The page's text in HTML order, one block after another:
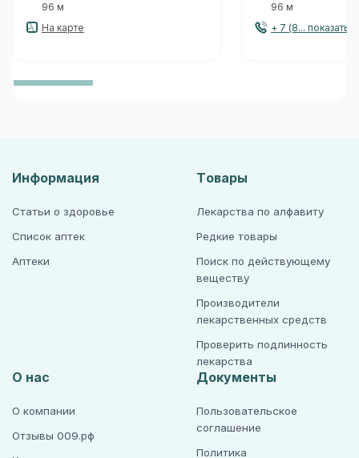
96 м
На карте
96 м
+ 7 (8... показать
Информация
Статьи о здоровье
Список аптек
Аптеки
Товары
Лекарства по алфавиту
Редкие товары
Поиск по действующему
веществу
Производители
лекарственных средств
Проверить подлинность
лекарства
О нас
О компании
Отзывы 009.рф
Документы
Пользовательское
соглашение
Политика